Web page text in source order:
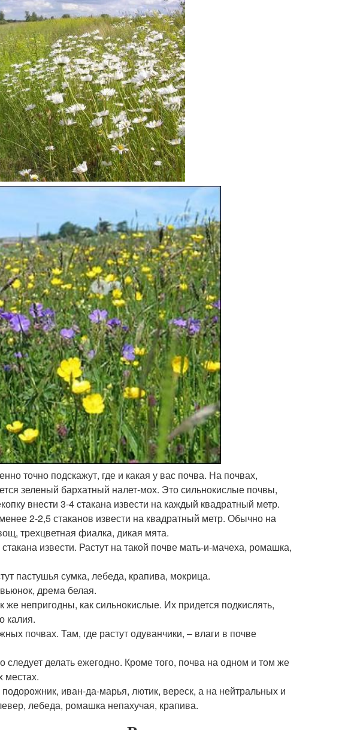
точно подскажут, где и какая у вас почва. На почвах,
зеленый бархатный налет-мох. Это сильнокислые почвы,
внести 3-4 стакана извести на каждый квадратный метр.
2-2,5 стаканов извести на квадратный метр. Обычно на
трехцветная фиалка, дикая мята.
извести. Растут на такой почве мать-и-мачеха, ромашка,
пастушья сумка, лебеда, крапива, мокрица.
дрема белая.
непригодны, как сильнокислые. Их придется подкислять,
калия.
почвах. Там, где растут одуванчики, – влаги в почве
следует делать ежегодно. Кроме того, почва на одном и том же
местах.
иван-да-марья, лютик, вереск, а на нейтральных и
лебеда, ромашка непахучая, крапива.